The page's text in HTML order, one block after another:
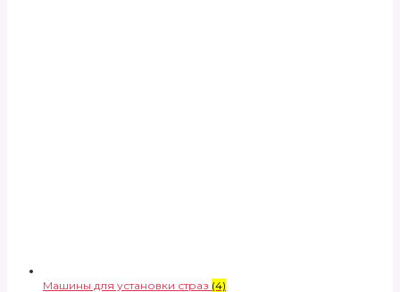
Машины для установки страз (4)